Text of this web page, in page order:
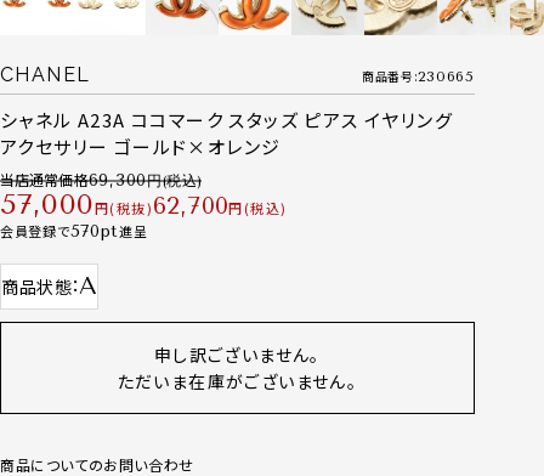
CHANEL 商品番号 230665
シャネル A23A ココマーク スタッズ ピアス イヤリング
アクセサリー ゴールド×オレンジ
当店通常価格69,300
57,000 税抜 62,700
税込
会員登録で570 進呈
商品状態 A
申し訳ございません。
ただいま在庫がございません。
商品についてのお問い合わせ